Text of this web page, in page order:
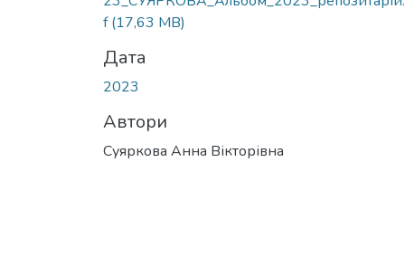
f(17,63 MB)
Дата
2023
Автори
Суяркова Анна Вікторівна